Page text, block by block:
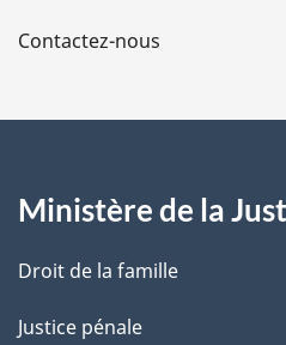
a
e
Contactez-nous
Ministère de la
Droit de la famille
Justice pénale